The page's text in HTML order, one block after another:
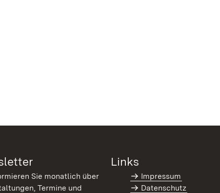
Sie monatlich über
Termine und
Links
Impressum
Datenschutz